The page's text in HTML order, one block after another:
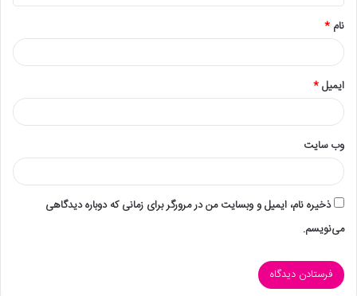
نام *
ایمیل*
وب‌ سایت
ذخیره نام، ایمیل و وبسایت من در مرورگر برای زمانی که دوباره دیدگاهی
می‌نویسم.